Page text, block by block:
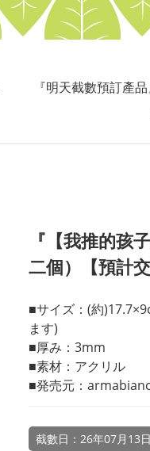
『明天截數預訂產品
『【我推的孩
二個）【預計
■サイズ：(約
ます)
■厚み：3mm
■素材：アクリル
■発売元：
截數日：26年07月13日